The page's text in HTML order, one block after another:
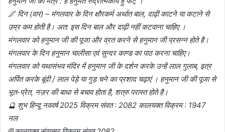
🌌 दिन (वार) – मंगलवार के दिन क्षौरकर्म अर्थात बाल, दाढ़ी काटने या कटाने से
उम्र कम होती है। अत: इस दिन बाल और दाढ़ी नहीं कटवाना चाहिए ।
मंगलवार को हनुमान जी की पूजा और व्रत करने से हनुमान जी प्रसन्न होते है।
मंगलवार के दिन हनुमान चालीसा एवं सुन्दर काण्ड का पाठ करना चाहिए।
मंगलवार को यथासंभव मंदिर में हनुमान जी के दर्शन करके उन्हें लाल गुलाब, इत्र
अर्पित करके बूंदी / लाल पेड़े या गुड़ चने का प्रशाद चढ़ाएं । हनुमान जी की पूजा से
भूत-प्रेत, नज़र की बाधा से बचाव होता है, शत्रु परास्त होते है।
🔮 शुभ हिन्दू नववर्ष 2025 विक्रम संवत : 2082 कालयक्त विक्रम : 1947
नल